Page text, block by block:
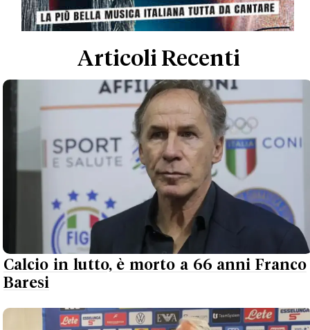
Articoli Recenti
Calcio in lutto, è morto a 66 anni Franco
Baresi